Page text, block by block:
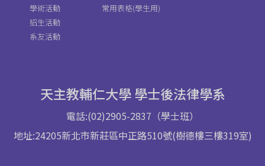
學術活動
招生活動
系友活動
常用表格(學生用)
天主教輔仁大學 學士後法律學系
電話:(02)2905-2837（學士班）
地址:24205新北市新莊區中正路510號(樹德樓三樓319室)